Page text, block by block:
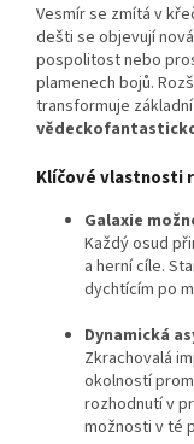
Vesmír se zmítá v
dešti se objevují
pospolitost nebo
plamenech bojů.
transformuje
Klíčové vlastnosti
Galaxie
Každý osud
a herní cíle.
dychtícím po
Dynamická
Zkrachovalá
okolností
rozhodnutí v
možnosti v té